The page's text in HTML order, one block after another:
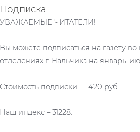
Подписка
УВАЖАЕМЫЕ ЧИТАТЕЛИ!
Вы можете подписаться на газету во
отделениях г. Нальчика на январь-
Стоимость подписки — 420 руб.
Наш индекс – 31228.